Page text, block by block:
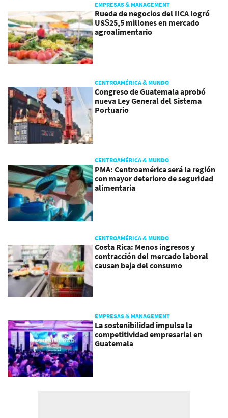
EMPRESAS & MANAGEMENT
Rueda de negocios del IICA logró
US$25,5 millones en mercado
agroalimentario
CENTROAMÉRICA & MUNDO
Congreso de Guatemala aprobó
nueva Ley General del Sistema
Portuario
CENTROAMÉRICA & MUNDO
PMA: Centroamérica será la región
con mayor deterioro de seguridad
alimentaria
CENTROAMÉRICA & MUNDO
Costa Rica: Menos ingresos y
contracción del mercado laboral
causan baja del consumo
EMPRESAS & MANAGEMENT
La sostenibilidad impulsa la
competitividad empresarial en
Guatemala